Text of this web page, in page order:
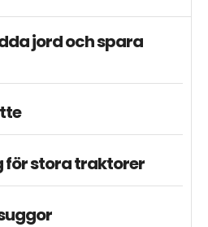
jord och spara
för stora traktorer